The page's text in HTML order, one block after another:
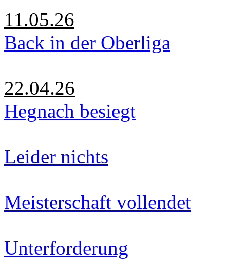
11.05.26
Back in der Oberliga
22.04.26
Hegnach besiegt
Leider nichts
Meisterschaft vollendet
Unterforderung